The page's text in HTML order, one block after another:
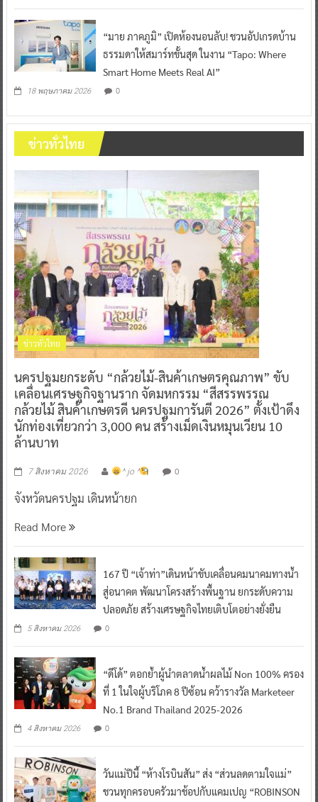
“มาย ภาคภูมิ” เปิดห้องนอนลับ! ชวนอัปเกรดบ้าน
ธรรมดาให้สมาร์ทขั้นสุด ในงาน “Tapo: Where
Smart Home Meets Real AI”
18 พฤษภาคม 2026 0
ข่าวทั่วไทย
ข่าวทั่วไทย
นครปฐมยกระดับ “กล้วยไม้-สินค้าเกษตรคุณภาพ” ขับ
เคลื่อนเศรษฐกิจฐานราก จัดมหกรรม “สีสรรพรรณ
กล้วยไม้ สินค้าเกษตรดี นครปฐมการันตี 2026” ตั้งเป้าดึง
นักท่องเที่ยวกว่า 3,000 คน สร้างเม็ดเงินหมุนเวียน 10
ล้านบาท
7 สิงหาคม 2026 ^ jo ^ 0
จังหวัดนครปฐม เดินหน้ายก
Read More
167 ปี “เจ้าท่า”เดินหน้าขับเคลื่อนคมนาคมทางน้ำ
สู่อนาคต พัฒนาโครงสร้างพื้นฐาน ยกระดับความ
ปลอดภัย สร้างเศรษฐกิจไทยเติบโตอย่างยั่งยืน
5 สิงหาคม 2026 0
“ดีโด้” ตอกย้ำผู้นำตลาดน้ำผลไม้ Non 100% ครอง
ที่ 1 ในใจผู้บริโภค 8 ปีซ้อน คว้ารางวัล Marketeer
No.1 Brand Thailand 2025-2026
4 สิงหาคม 2026 0
วันแม่ปีนี้ “ห้างโรบินสัน” ส่ง “ส่วนลดตามใจแม่”
ชวนทุกครอบครัวมาช้อปกับแคมเปญ “ROBINSON